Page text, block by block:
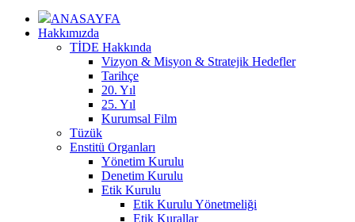
ANASAYFA
Hakkımızda
TİDE Hakkında
Vizyon & Misyon & Stratejik Hedefler
Tarihçe
20. Yıl
25. Yıl
Kurumsal Film
Tüzük
Enstitü Organları
Yönetim Kurulu
Denetim Kurulu
Etik Kurulu
Etik Kurulu Yönetmeliği
Etik Kurallar